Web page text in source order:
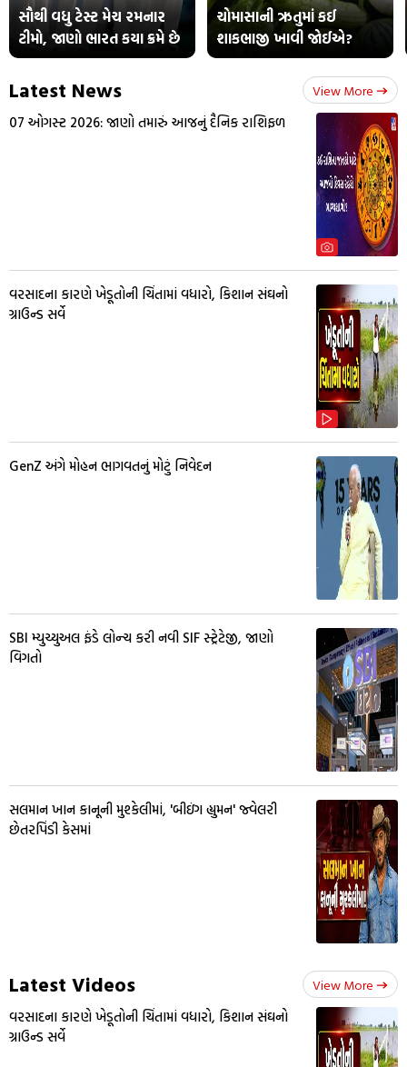
સૌથી વધુ ટેસ્ટ મેચ રમનાર
ટીમો, જાણો ભારત કયા ક્રમે છે
ચોમાસાની ઋતુમાં કઈ
શાકભાજી ખાવી જોઈએ?
Latest News View More
07 ઓગસ્ટ 2026: જાણો તમારું આજનું દૈનિક રાશિફળ
વરસાદના કારણે ખેડૂતોની ચિંતામાં વધારો, કિશાન સંઘનો
ગ્રાઉન્ડ સર્વે
GenZ અંગે મોહન ભાગવતનું મોટું નિવેદન
SBI મ્યુચ્યુઅલ ફંડે લોન્ચ કરી નવી SIF સ્ટ્રેટેજી, જાણો
વિગતો
સલમાન ખાન કાનૂની મુશ્કેલીમાં, 'બીઇંગ હ્યુમન' જ્વેલરી
છેતરપિંડી કેસમાં
Latest Videos View More
વરસાદના કારણે ખેડૂતોની ચિંતામાં વધારો, કિશાન સંઘનો
ગ્રાઉન્ડ સર્વે